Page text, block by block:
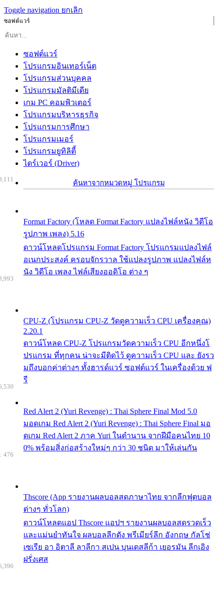
Toggle navigation ยกเลิก
ซอฟต์แวร์
ซอฟต์แวร์
โปรแกรมอินเทอร์เน็ต
โปรแกรมส่วนบุคคล
โปรแกรมมัลติมีเดีย
เกม PC คอมพิวเตอร์
โปรแกรมบริหารธุรกิจ
โปรแกรมการศึกษา
โปรแกรมเมอร์
โปรแกรมยูทิลิตี้
ไดร์เวอร์ (Driver)
ค้นหาจากหมวดหมู่ โปรแกรม
Format Factory (โหลด Format Factory แปลงไฟล์หนัง วิดีโอ
รูปภาพ เพลง) 5.16
ดาวน์โหลดโปรแกรม Format Factory โปรแกรมแปลงไฟล์
อเนกประสงค์ ครอบจักรวาล ใช้แปลงรูปภาพ แปลงไฟล์ห
นัง วิดีโอ เพลง ไฟล์เสียงออดิโอ ต่าง ๆ
CPU-Z (โปรแกรม CPU-Z วัดดูความเร็ว CPU เครื่องคุณ)
2.20.1
ดาวน์โหลด CPU-Z โปรแกรมวัดความเร็ว CPU อีกหนึ่งโ
ปรแกรม ที่ทุกคน น่าจะมีติดไว้ ดูความเร็ว CPU และ ยังรว
มถึงบอกค่าต่างๆ ทั้งฮารด์แวร์ ซอฟต์แวร์ ในเครื่องด้วย ฟ
รี
Red Alert 2 (Yuri Revenge) : Thai Sphere Final Mod 5.0
มอดเกม Red Alert 2 (Yuri Revenge) : Thai Sphere Final มอ
ดเกม Red Alert 2 ภาค Yuri ในตำนาน จากฝีมือคนไทย 10
0% พร้อมสิ่งก่อสร้างใหม่ๆ กว่า 30 ชนิด มาให้เล่นกัน
Thscore (App รายงานผลบอลสดภาษาไทย จากลีกฟุตบอล
ต่างๆ ทั่วโลก)
ดาวน์โหลดแอป Thscore แอปฯ รายงานผลบอลสดรวดเร็ว
และแม่นยำทันใจ ผลบอลลีกดัง พรีเมียร์ลีก อังกฤษ กัลโช่
เซเรีย อา อิตาลี ลาลีกา สเปน บุนเดสลีก้า เยอรมัน ลีกเอิง
ฝรั่งเศส
476